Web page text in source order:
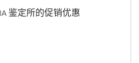
鉴定所的促销优惠